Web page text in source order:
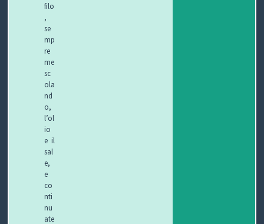
filo
,
se
mp
re
me
sc
ola
nd
o,
l’ol
io
e il
sal
e,
e
co
nti
nu
ate